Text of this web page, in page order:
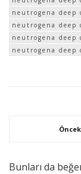
neutrogena
neutrogena
neutrogena
neutrogena deep
Bunları da